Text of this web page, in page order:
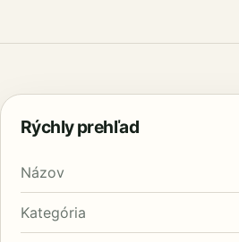
Rýchly prehľad
Názov
Kategória